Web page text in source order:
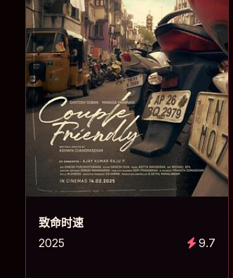
致命时速
2025
9.7